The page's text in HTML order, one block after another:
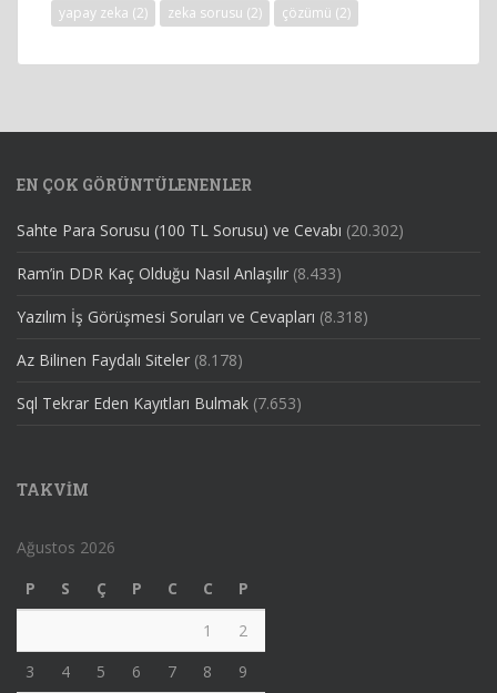
yapay zeka (2) zeka sorusu (2) çözümü (2)
EN ÇOK GÖRÜNTÜLENENLER
Sahte Para Sorusu (100 TL Sorusu) ve Cevabı (20.302)
Ram’in DDR Kaç Olduğu Nasıl Anlaşılır (8.433)
Yazılım İş Görüşmesi Soruları ve Cevapları (8.318)
Az Bilinen Faydalı Siteler (8.178)
Sql Tekrar Eden Kayıtları Bulmak (7.653)
TAKVIM
Ağustos 2026
P
S Ç P C C
P
1
2
3
4 5 6 7 8
9